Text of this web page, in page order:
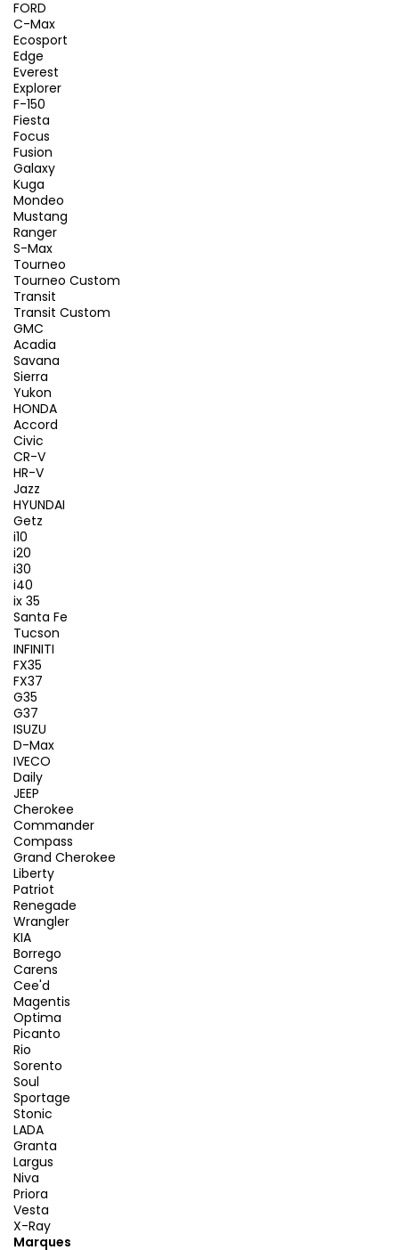
FORD
C-Max
Ecosport
Edge
Everest
Explorer
F-150
Fiesta
Focus
Fusion
Galaxy
Kuga
Mondeo
Mustang
Ranger
S-Max
Tourneo
Tourneo Custom
Transit
Transit Custom
GMC
Acadia
Savana
Sierra
Yukon
HONDA
Accord
Civic
CR-V
HR-V
Jazz
HYUNDAI
Getz
i10
i20
i30
i40
ix 35
Santa Fe
Tucson
INFINITI
FX35
FX37
G35
G37
ISUZU
D-Max
IVECO
Daily
JEEP
Cherokee
Commander
Compass
Grand Cherokee
Liberty
Patriot
Renegade
Wrangler
KIA
Borrego
Carens
Cee'd
Magentis
Optima
Picanto
Rio
Sorento
Soul
Sportage
Stonic
LADA
Granta
Largus
Niva
Priora
Vesta
X-Ray
Marques